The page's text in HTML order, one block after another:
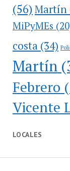
(56)Martín
MiPyMEs
costa(34)
Martín
Febrero
Vicente
LOCALES